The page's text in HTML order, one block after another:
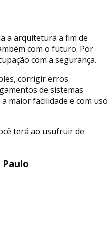
a arquitetura a fim de
com o futuro. Por
com a segurança.
corrigir erros
de sistemas
maior facilidade e com uso
terá ao usufruir de